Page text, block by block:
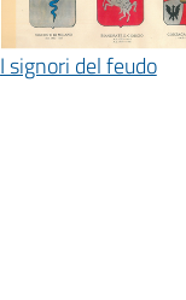
I signori del feudo